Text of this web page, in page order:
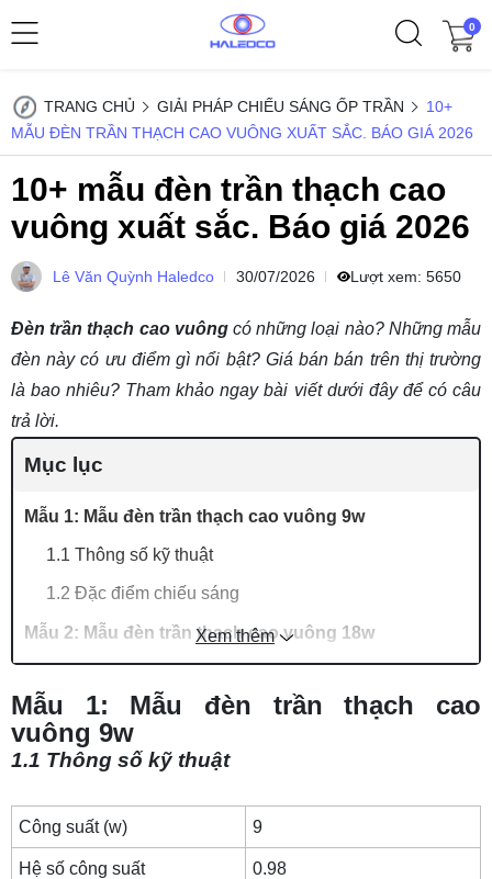
0
TRANG CHỦ GIẢI PHÁP CHIẾU SÁNG ỐP TRẦN
10+
MẪU ĐÈN TRẦN THẠCH CAO VUÔNG XUẤT SẮC. BÁO GIÁ 2026
10+ mẫu đèn trần thạch cao
vuông xuất sắc. Báo giá 2026
Lê Văn Quỳnh Haledco 30/07/2026 Lượt xem: 5650
Đèn trần thạch cao vuông có những loại nào? Những mẫu
đèn này có ưu điểm gì nổi bật? Giá bán bán trên thị trường
là bao nhiêu? Tham khảo ngay bài viết dưới đây để có câu
trả lời.
Mục lục
Mẫu 1: Mẫu đèn trần thạch cao vuông 9w
1.1 Thông số kỹ thuật
1.2 Đặc điểm chiếu sáng
Mẫu 2: Mẫu đèn trần thạch cao vuông 18w
2.1 Thông số kỹ thuật
2.2 Đặc điểm chiếu sáng
Mẫu 3: Mẫu đèn trần thạch cao vuông 20w
3.2 Đặc điểm chiếu sáng
Mẫu 4: Mẫu đèn LED vuông ốp trần 30w
Xem thêm
Mẫu 1: Mẫu đèn trần thạch cao
vuông 9w
1.1 Thông số kỹ thuật
Công suất (w) 9
Hệ số công suất 0.98